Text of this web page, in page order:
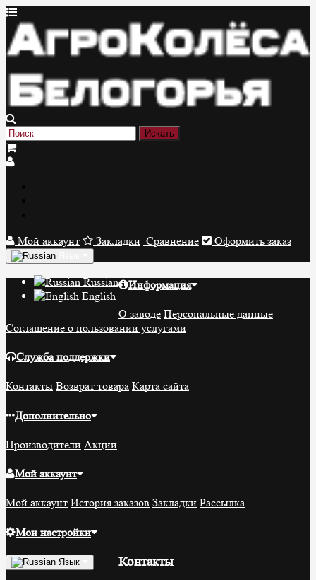
Мой аккаунт Закладки Сравнение Оформить заказ
Russian
English
Информация
О заводе Персональные данные
Соглашение о пользовании услугами
Служба поддержки
Контакты Возврат товара Карта сайта
Дополнительно
Производители Акции
Мой аккаунт
Мой аккаунт История заказов Закладки Рассылка
Мои настройки
Язык Контакты